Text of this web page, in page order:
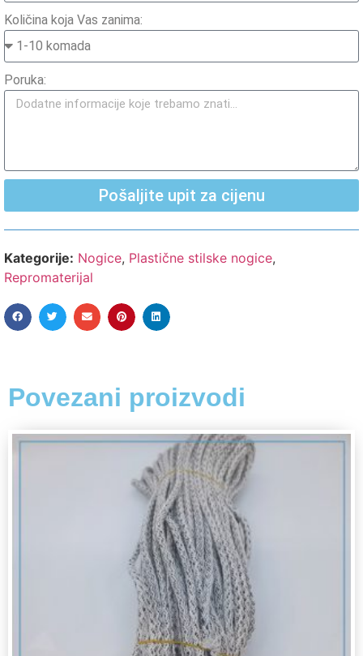
Količina koja Vas zanima:
Poruka:
Pošaljite upit za cijenu
Kategorije: Nogice, Plastične stilske nogice,
Repromaterijal
Povezani proizvodi